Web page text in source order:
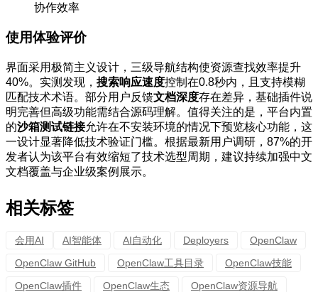
协作效率
使用体验评价
界面采用极简主义设计，三级导航结构使资源查找效率提升
40%。实测发现， 搜索响应速度控制在0.8秒内，且支持模糊
匹配技术术语。部分用户反馈文档深度存在差异，基础插件说
明完善但高级功能需结合源码理解。值得关注的是，平台内置
的沙箱测试链接允许在不安装环境的情况下预览核心功能，这
一设计显著降低技术验证门槛。根据最新用户调研，87%的开
发者认为该平台有效缩短了技术选型周期，建议持续加强中文
文档覆盖与企业级案例展示。
相关标签
会用AI AI智能体 AI自动化 Deployers
OpenClaw
OpenClaw GitHub
OpenClaw工具目录
OpenClaw技能
OpenClaw插件
OpenClaw生态
OpenClaw资源导航